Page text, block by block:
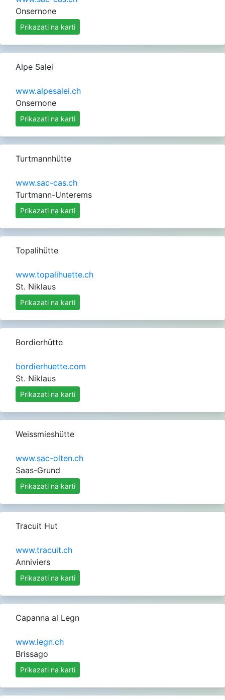
Onsernone
Prikazati na karti
Alpe Salei
www.alpesalei.ch
Onsernone
Prikazati na karti
Turtmannhütte
www.sac-cas.ch
Turtmann-Unterems
Prikazati na karti
Topalihütte
www.topalihuette.ch
St. Niklaus
Prikazati na karti
Bordierhütte
bordierhuette.com
St. Niklaus
Prikazati na karti
Weissmieshütte
www.sac-olten.ch
Saas-Grund
Prikazati na karti
Tracuit Hut
www.tracuit.ch
Anniviers
Prikazati na karti
Capanna al Legn
www.legn.ch
Brissago
Prikazati na karti